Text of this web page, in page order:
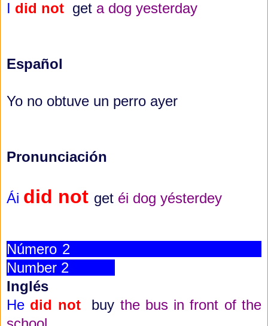
I did not get a dog yesterday
Español
Yo no obtuve un perro ayer
Pronunciación
Ái did not get éi dog yésterdey
Número 2
Number 2
Inglés
He did not buy the bus in front of the